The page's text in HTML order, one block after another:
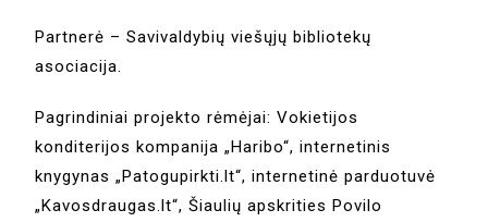
Partnerė – Savivaldybių viešųjų bibliotekų
asociacija.
Pagrindiniai projekto rėmėjai: Vokietijos
konditerijos kompanija „Haribo“, internetinis
knygynas „Patogupirkti.lt“, internetinė parduotuvė
„Kavosdraugas.lt“, Šiaulių apskrities Povilo